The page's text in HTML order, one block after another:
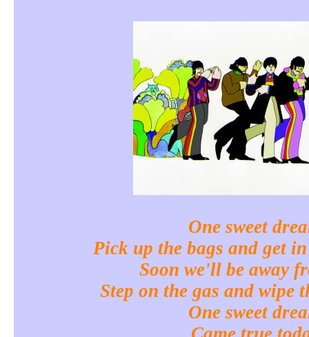
One sweet
Pick up the bags and get
Soon we'll be away
Step on the gas and wipe
One sweet